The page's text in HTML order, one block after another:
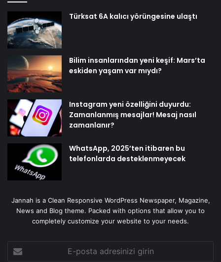
Türksat 6A kalıcı yörüngesine ulaştı
Bilim insanlarından yeni keşif: Mars’ta
eskiden yaşam var mıydı?
Instagram yeni özelliğini duyurdu:
Zamanlanmış mesajlar! Mesaj nasıl
zamanlanır?
WhatsApp, 2025’ten itibaren bu
telefonlarda desteklenmeyecek
Jannah is a Clean Responsive WordPress Newspaper, Magazine,
News and Blog theme. Packed with options that allow you to
completely customize your website to your needs.
posta